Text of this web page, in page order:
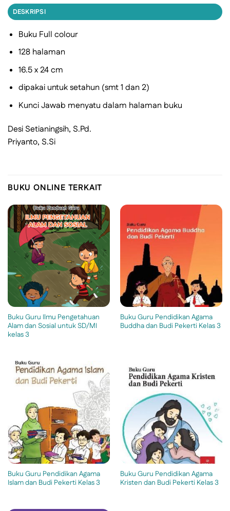
DESKRIPSI
Buku Full colour
128 halaman
16.5 x 24 cm
dipakai untuk setahun (smt 1 dan 2)
Kunci Jawab menyatu dalam halaman buku
Desi Setianingsih, S.Pd.
Priyanto, S.Si
BUKU ONLINE TERKAIT
Buku Guru Ilmu Pengetahuan
Alam dan Sosial untuk SD/MI
kelas 3
Buku Guru Pendidikan Agama
Buddha dan Budi Pekerti Kelas 3
Buku Guru Pendidikan Agama
Islam dan Budi Pekerti Kelas 3
Buku Guru Pendidikan Agama
Kristen dan Budi Pekerti Kelas 3